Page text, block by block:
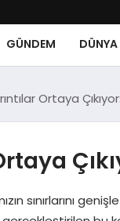
GÜNDEM DÜNYA
Ortaya
sınırlarını